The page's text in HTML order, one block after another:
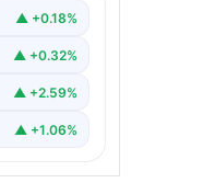
▲ +0.18%
▲ +0.32%
▲ +2.59%
▲ +1.06%